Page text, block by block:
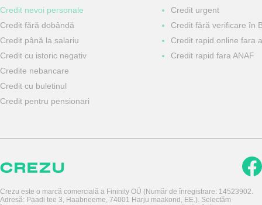
Credit nevoi personale
Сredit fără dobândă
Сredit până la salariu
Credit cu istoric negativ
Credite nebancare
Credit cu buletinul
Credit pentru pensionari
Credit urgent
Credit fără verificare în
Credit rapid online fara
Credit rapid fara ANAF
Crezu este o marcă comercială a Fininity OÜ (Număr de înregistrare: 14523902.
Adresă: Paadi tee 3, Haabneeme, 74001 Harju maakond, EE.). Selectăm